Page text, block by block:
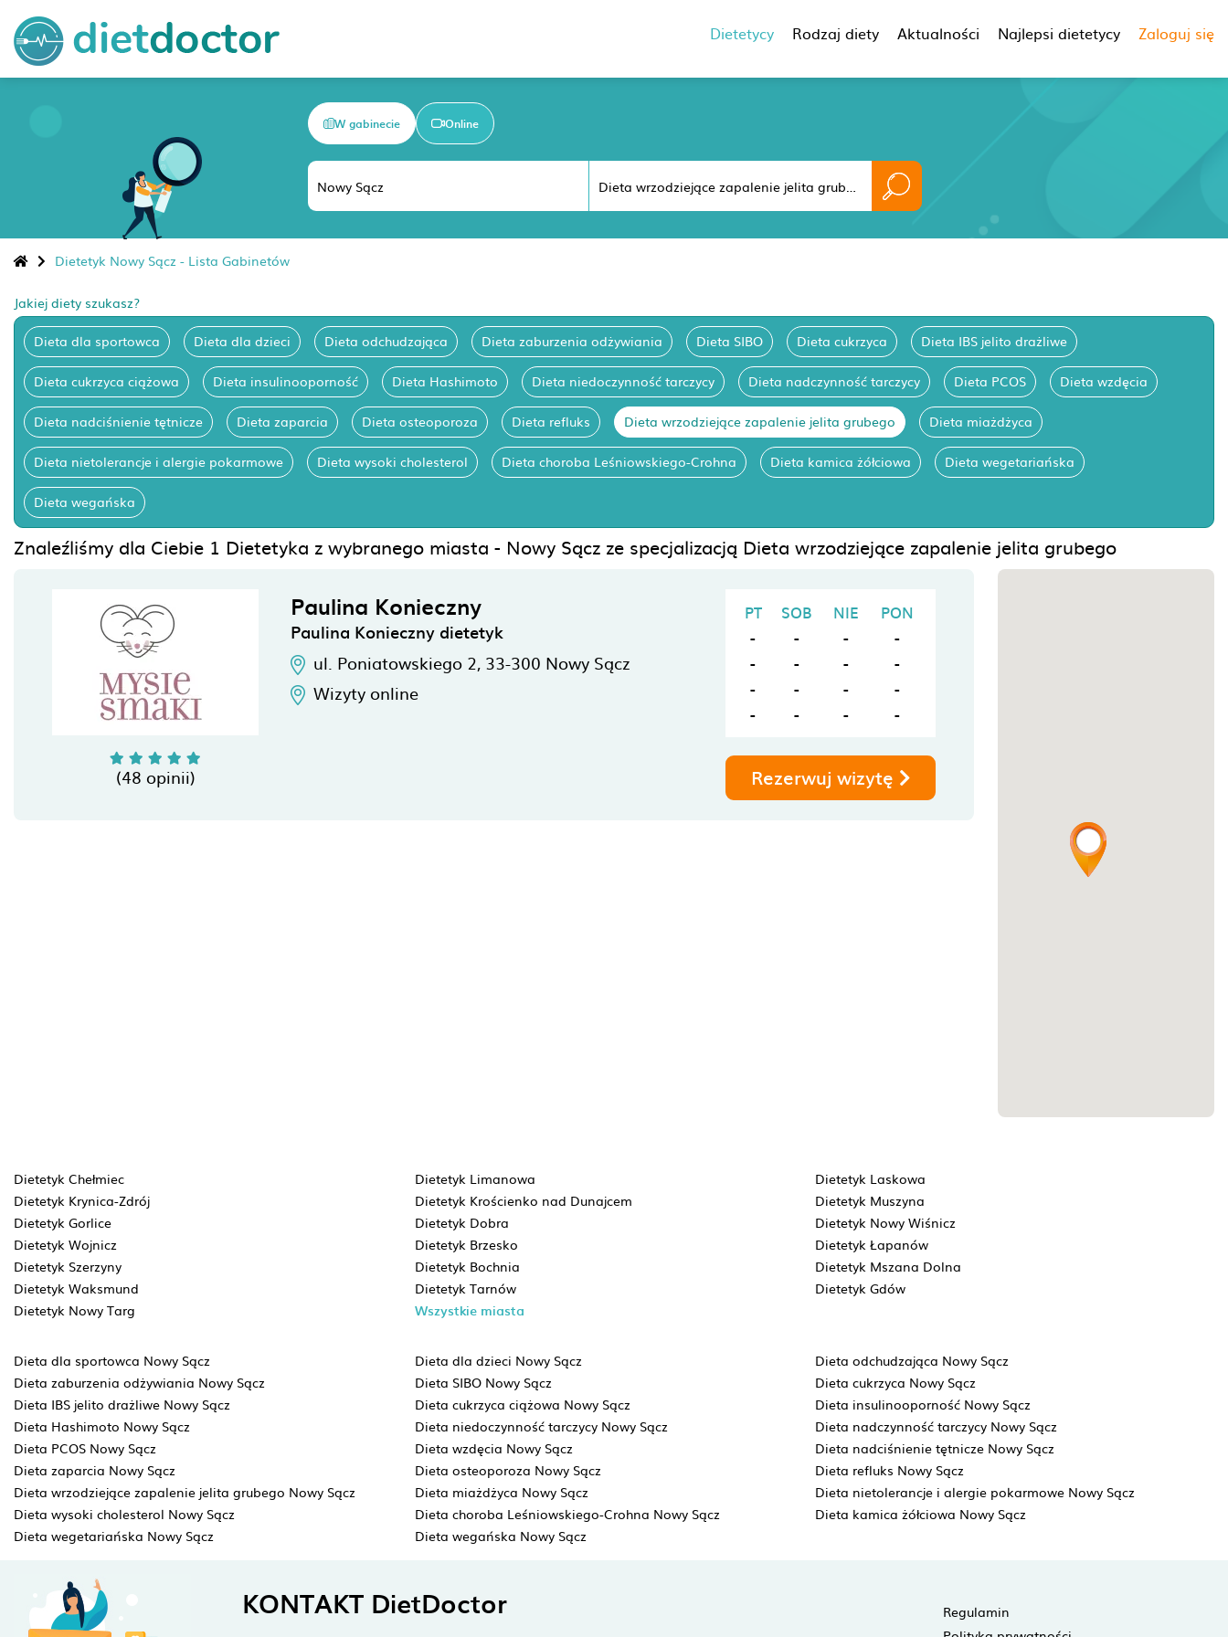
Dietetycy Rodzaj diety Aktualności Najlepsi dietetycy Zaloguj się
W gabinecie Online
Dietetyk Nowy Sącz - Lista Gabinetów
Jakiej diety szukasz?
Dieta dla sportowca Dieta dla dzieci Dieta odchudzająca Dieta zaburzenia odżywiania Dieta SIBO Dieta cukrzyca Dieta IBS jelito drażliwe
Dieta cukrzyca ciążowa Dieta insulinooporność Dieta Hashimoto Dieta niedoczynność tarczycy Dieta nadczynność tarczycy Dieta PCOS Dieta wzdęcia
Dieta nadciśnienie tętnicze Dieta zaparcia Dieta osteoporoza Dieta refluks Dieta wrzodziejące zapalenie jelita grubego Dieta miażdżyca
Dieta nietolerancje i alergie pokarmowe Dieta wysoki cholesterol Dieta choroba Leśniowskiego-Crohna Dieta kamica żółciowa Dieta wegetariańska
Dieta wegańska
Znaleźliśmy dla Ciebie 1 Dietetyka z wybranego miasta - Nowy Sącz ze specjalizacją Dieta wrzodziejące zapalenie jelita grubego
(48 opinii)
Paulina Konieczny
Paulina Konieczny dietetyk
ul. Poniatowskiego 2, 33-300 Nowy Sącz
Wizyty online
PT SOB NIE
PON
-
- -
-
-
- -
-
-
- -
-
-
- - -
Rezerwuj wizytę
Dietetyk Chełmiec Dietetyk Limanowa
Dietetyk Laskowa
Dietetyk Krynica-Zdrój
Dietetyk Krościenko nad Dunajcem
Dietetyk Muszyna
Dietetyk Gorlice
Dietetyk Dobra
Dietetyk Nowy Wiśnicz
Dietetyk Wojnicz
Dietetyk Brzesko
Dietetyk Łapanów
Dietetyk Szerzyny
Dietetyk Bochnia
Dietetyk Mszana Dolna
Dietetyk Waksmund
Dietetyk Tarnów
Dietetyk Gdów
Dietetyk Nowy Targ
Wszystkie miasta
Dieta dla sportowca Nowy Sącz Dieta dla dzieci Nowy Sącz
Dieta odchudzająca Nowy Sącz
Dieta zaburzenia odżywiania Nowy Sącz
Dieta SIBO Nowy Sącz
Dieta cukrzyca Nowy Sącz
Dieta IBS jelito drażliwe Nowy Sącz
Dieta cukrzyca ciążowa Nowy Sącz
Dieta insulinooporność Nowy Sącz
Dieta Hashimoto Nowy Sącz
Dieta niedoczynność tarczycy Nowy Sącz
Dieta nadczynność tarczycy Nowy Sącz
Dieta PCOS Nowy Sącz
Dieta wzdęcia Nowy Sącz
Dieta nadciśnienie tętnicze Nowy Sącz
Dieta zaparcia Nowy Sącz
Dieta osteoporoza Nowy Sącz
Dieta refluks Nowy Sącz
Dieta wrzodziejące zapalenie jelita grubego Nowy Sącz
Dieta miażdżyca Nowy Sącz
Dieta nietolerancje i alergie pokarmowe Nowy Sącz
Dieta wysoki cholesterol Nowy Sącz
Dieta choroba Leśniowskiego-Crohna Nowy Sącz
Dieta kamica żółciowa Nowy Sącz
Dieta wegetariańska Nowy Sącz
Dieta wegańska Nowy Sącz
KONTAKT DietDoctor
Regulamin